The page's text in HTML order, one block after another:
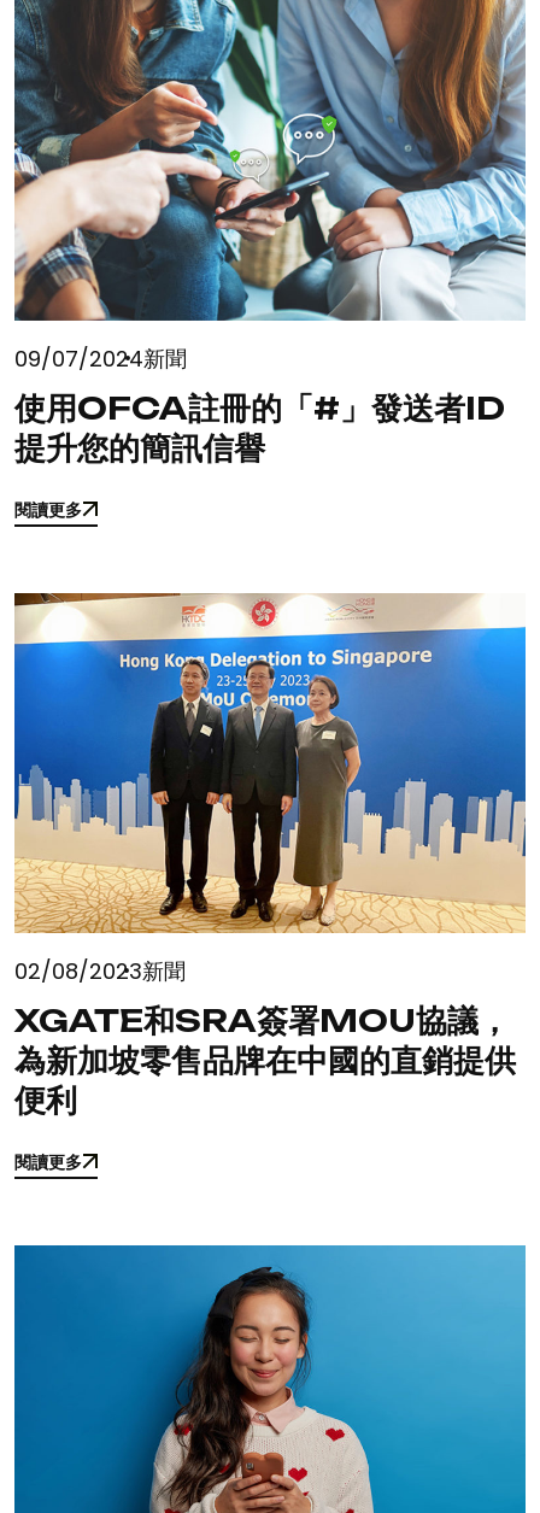
09/07/2024新聞
使用OFCA註冊的「#」發送者ID
提升您的簡訊信譽
閱讀更多
閱讀更多
02/08/2023新聞
XGATE和SRA簽署MOU協議，
為新加坡零售品牌在中國的直銷提供
便利
閱讀更多
閱讀更多